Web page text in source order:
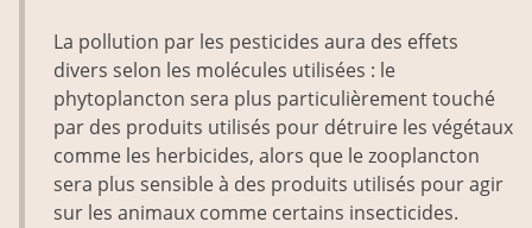
La pollution par les pesticides aura des effets
divers selon les molécules utilisées : le
phytoplancton sera plus particulièrement touché
par des produits utilisés pour détruire les végétaux
comme les herbicides, alors que le zooplancton
sera plus sensible à des produits utilisés pour agir
sur les animaux comme certains insecticides.